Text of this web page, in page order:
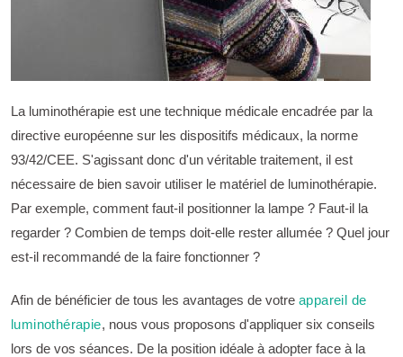
La luminothérapie est une technique médicale encadrée par la
directive européenne sur les dispositifs médicaux, la norme
93/42/CEE. S'agissant donc d'un véritable traitement, il est
nécessaire de bien savoir utiliser le matériel de luminothérapie.
Par exemple, comment faut-il positionner la lampe ? Faut-il la
regarder ? Combien de temps doit-elle rester allumée ? Quel jour
est-il recommandé de la faire fonctionner ?
Afin de bénéficier de tous les avantages de votre appareil de
luminothérapie, nous vous proposons d'appliquer six conseils
lors de vos séances. De la position idéale à adopter face à la